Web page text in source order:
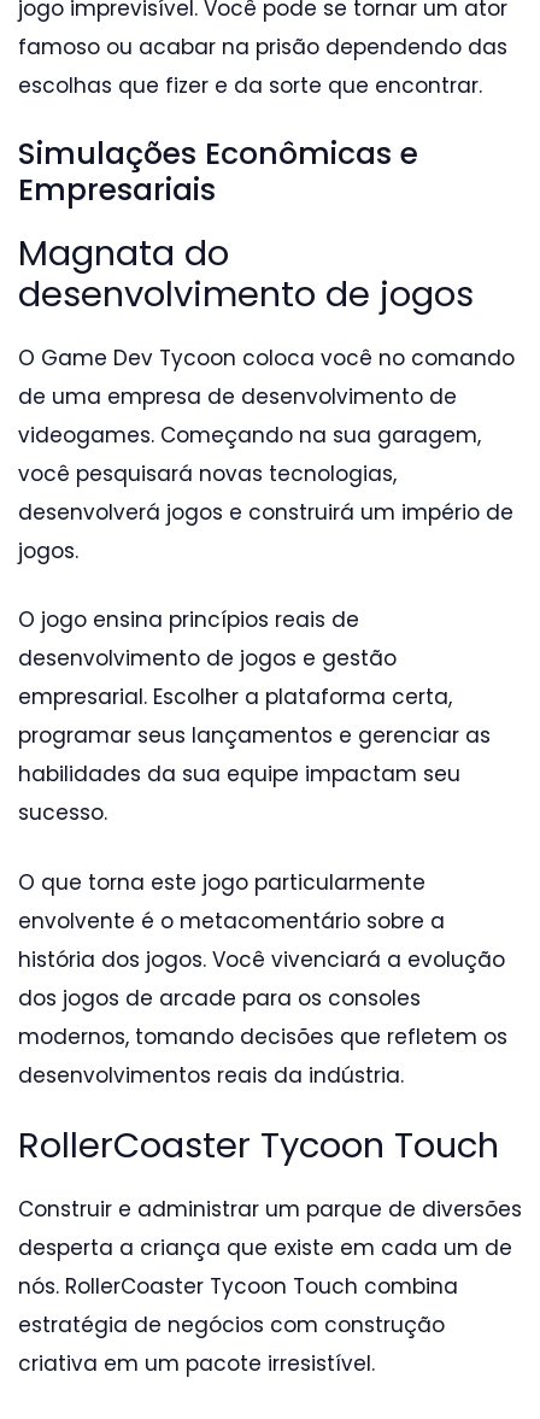
jogo imprevisível. Você pode se tornar um ator
famoso ou acabar na prisão dependendo das
escolhas que fizer e da sorte que encontrar.
Simulações Econômicas e
Empresariais
Magnata do
desenvolvimento de jogos
O Game Dev Tycoon coloca você no comando
de uma empresa de desenvolvimento de
videogames. Começando na sua garagem,
você pesquisará novas tecnologias,
desenvolverá jogos e construirá um império de
jogos.
O jogo ensina princípios reais de
desenvolvimento de jogos e gestão
empresarial. Escolher a plataforma certa,
programar seus lançamentos e gerenciar as
habilidades da sua equipe impactam seu
sucesso.
O que torna este jogo particularmente
envolvente é o metacomentário sobre a
história dos jogos. Você vivenciará a evolução
dos jogos de arcade para os consoles
modernos, tomando decisões que refletem os
desenvolvimentos reais da indústria.
RollerCoaster Tycoon Touch
Construir e administrar um parque de diversões
desperta a criança que existe em cada um de
nós. RollerCoaster Tycoon Touch combina
estratégia de negócios com construção
criativa em um pacote irresistível.